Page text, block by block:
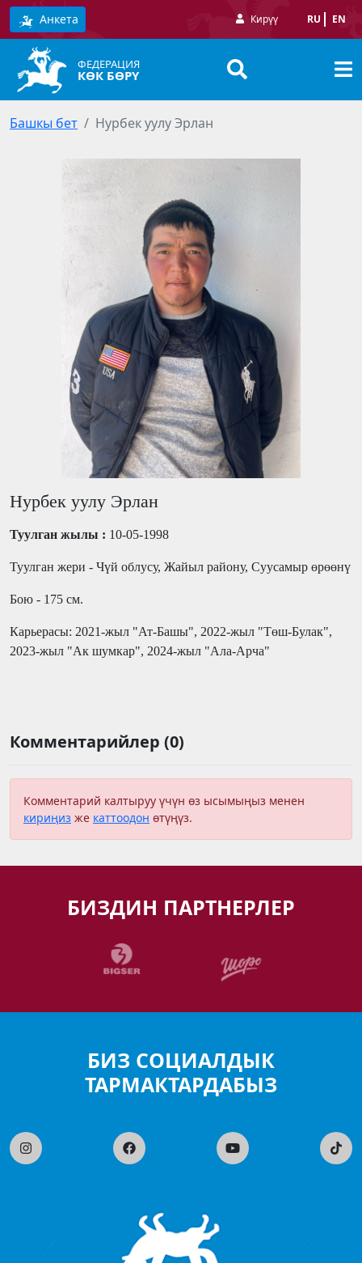
Анкета Кирүү RU EN
ФЕДЕРАЦИЯ
КӨК БӨРҮ
Башкы бет Нурбек уулу Эрлан
Нурбек уулу Эрлан
Туулган жылы : 10-05-1998
Туулган жери - Чүй облусу, Жайыл району, Суусамыр өрөөнү
Бою - 175 см.
Карьерасы: 2021-жыл "Ат-Башы", 2022-жыл "Төш-Булак",
2023-жыл "Ак шумкар", 2024-жыл "Ала-Арча"
Комментарийлер (0)
Комментарий калтыруу үчүн өз ысымыңыз менен
кириңиз же каттоодон өтүңүз.
БИЗДИН ПАРТНЕРЛЕР
БИЗ СОЦИАЛДЫК
ТАРМАКТАРДАБЫЗ